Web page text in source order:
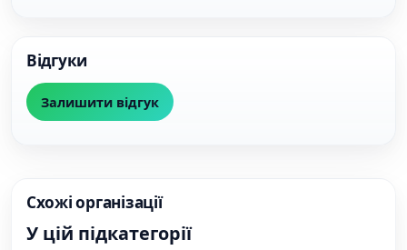
Відгуки
Залишити відгук
Схожі організації
У цій підкатегорії